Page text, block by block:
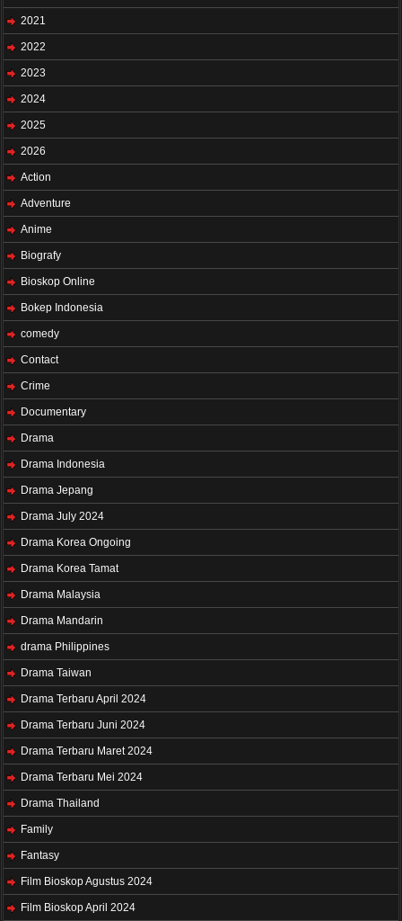
2021
2022
2023
2024
2025
2026
Action
Adventure
Anime
Biografy
Bioskop Online
Bokep Indonesia
comedy
Contact
Crime
Documentary
Drama
Drama Indonesia
Drama Jepang
Drama July 2024
Drama Korea Ongoing
Drama Korea Tamat
Drama Malaysia
Drama Mandarin
drama Philippines
Drama Taiwan
Drama Terbaru April 2024
Drama Terbaru Juni 2024
Drama Terbaru Maret 2024
Drama Terbaru Mei 2024
Drama Thailand
Family
Fantasy
Film Bioskop Agustus 2024
Film Bioskop April 2024